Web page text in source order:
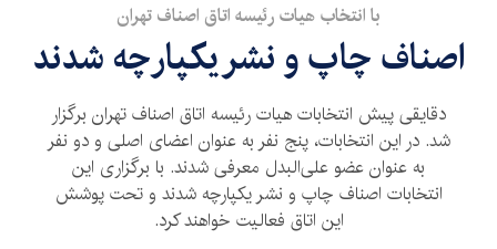
با انتخاب هیات رئیسه اتاق اصناف تهران
اصناف چاپ و نشر یکپارچه شدند
دقایقی پیش انتخابات هیات رئیسه اتاق اصناف تهران برگزار
شد. در این انتخابات، پنج نفر به عنوان اعضای اصلی و دو نفر
به عنوان عضو علی‌البدل معرفی شدند. با برگزاری این
انتخابات اصناف چاپ و نشر یکپارچه شدند و تحت پوشش
این اتاق فعالیت خواهند کرد.